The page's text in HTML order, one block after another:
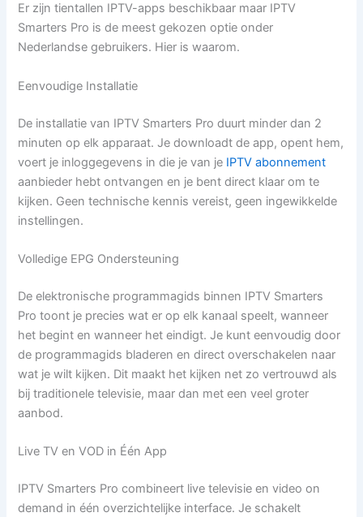
Er zijn tientallen IPTV-apps beschikbaar maar IPTV
Smarters Pro is de meest gekozen optie onder
Nederlandse gebruikers. Hier is waarom.
Eenvoudige Installatie
De installatie van IPTV Smarters Pro duurt minder dan 2
minuten op elk apparaat. Je downloadt de app, opent hem,
voert je inloggegevens in die je van je IPTV abonnement
aanbieder hebt ontvangen en je bent direct klaar om te
kijken. Geen technische kennis vereist, geen ingewikkelde
instellingen.
Volledige EPG Ondersteuning
De elektronische programmagids binnen IPTV Smarters
Pro toont je precies wat er op elk kanaal speelt, wanneer
het begint en wanneer het eindigt. Je kunt eenvoudig door
de programmagids bladeren en direct overschakelen naar
wat je wilt kijken. Dit maakt het kijken net zo vertrouwd als
bij traditionele televisie, maar dan met een veel groter
aanbod.
Live TV en VOD in Één App
IPTV Smarters Pro combineert live televisie en video on
demand in één overzichtelijke interface. Je schakelt